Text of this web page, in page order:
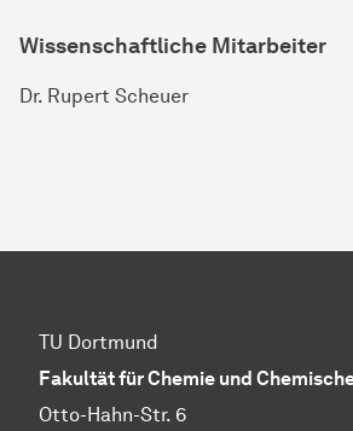
Wissenschaftliche Mit­ar­bei­ter
Dr. Rupert Scheuer
TU Dortmund
Fakultät für Chemie und
Otto-Hahn-Str. 6